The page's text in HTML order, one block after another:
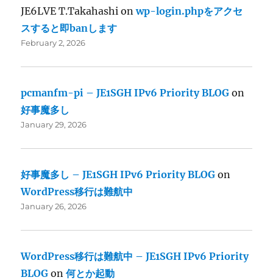
JE6LVE T.Takahashi onwp-login.phpをアクセ
スすると即banします
February 2, 2026
pcmanfm-pi – JE1SGH IPv6 Priority BLOG on
好事魔多し
January 29, 2026
好事魔多し – JE1SGH IPv6 Priority BLOG on
WordPress移行は難航中
January 26, 2026
WordPress移行は難航中 – JE1SGH IPv6 Priority
BLOG on何とか起動